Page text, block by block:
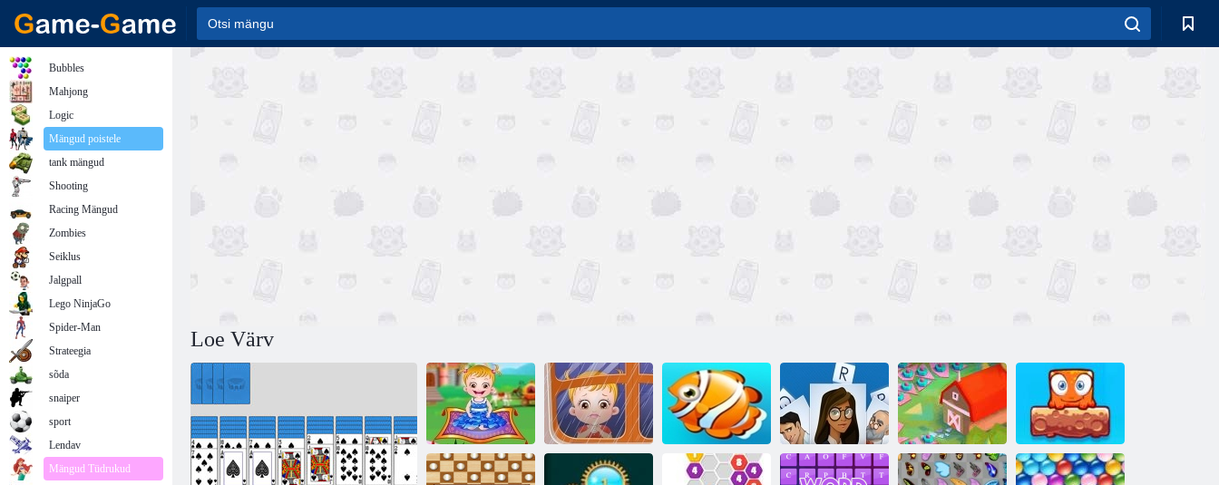
Loe Värv
Bubbles
Mahjong
Logic
Mängud poistele
tank mängud
Shooting
Racing Mängud
Zombies
Seiklus
Jalgpall
Lego NinjaGo
Spider-Man
Strateegia
sõda
snaiper
sport
Lendav
Mängud Tüdrukud